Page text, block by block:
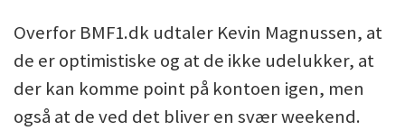
Overfor BMF1.dk udtaler Kevin Magnussen, at
de er optimistiske og at de ikke udelukker, at
der kan komme point på kontoen igen, men
også at de ved det bliver en svær weekend.